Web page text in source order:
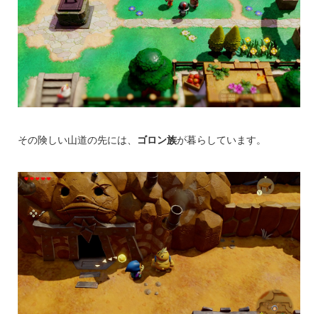
その険しい山道の先には、 ゴロン族が暮らしています。